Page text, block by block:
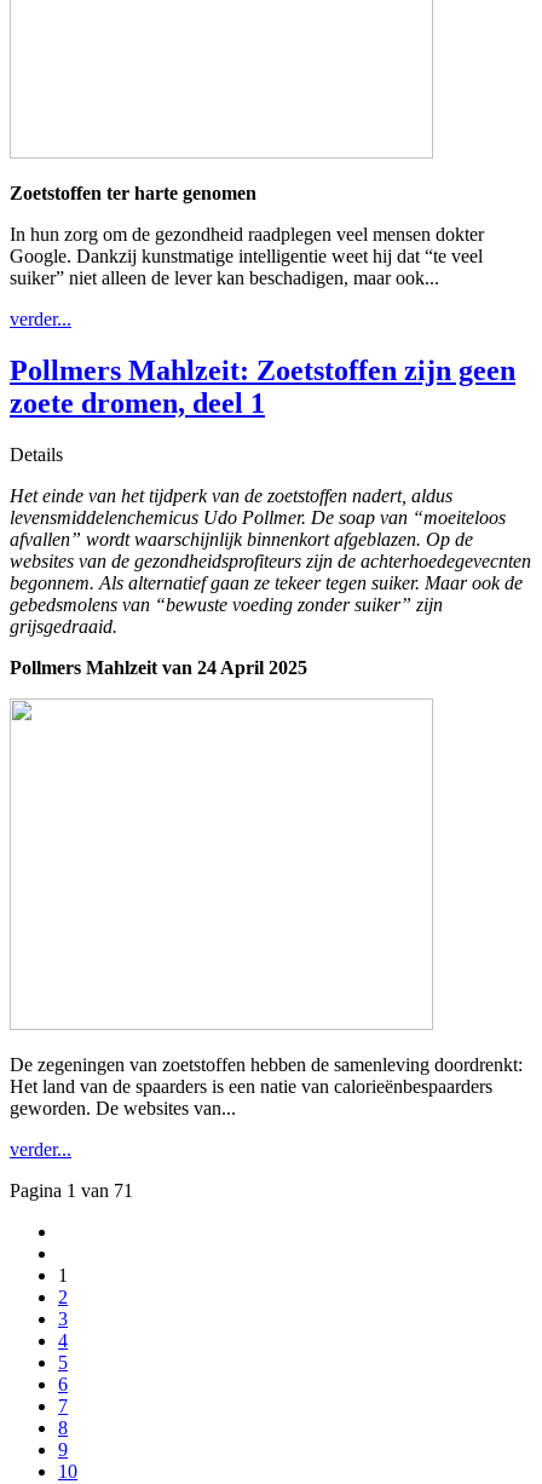
Zoetstoffen ter harte genomen
In hun zorg om de gezondheid raadplegen veel mensen dokter
Google. Dankzij kunstmatige intelligentie weet hij dat “te veel
suiker” niet alleen de lever kan beschadigen, maar ook...
verder...
Pollmers Mahlzeit: Zoetstoffen zijn geen
zoete dromen, deel 1
Details
Het einde van het tijdperk van de zoetstoffen nadert, aldus
levensmiddelenchemicus Udo Pollmer. De soap van “moeiteloos
afvallen” wordt waarschijnlijk binnenkort afgeblazen. Op de
websites van de gezondheidsprofiteurs zijn de achterhoedegevecnten
begonnem. Als alternatief gaan ze tekeer tegen suiker. Maar ook de
gebedsmolens van “bewuste voeding zonder suiker” zijn
grijsgedraaid.
Pollmers Mahlzeit van 24 April 2025
De zegeningen van zoetstoffen hebben de samenleving doordrenkt:
Het land van de spaarders is een natie van calorieënbespaarders
geworden. De websites van...
verder...
Pagina 1 van 71
1
2
3
4
5
6
7
8
9
10